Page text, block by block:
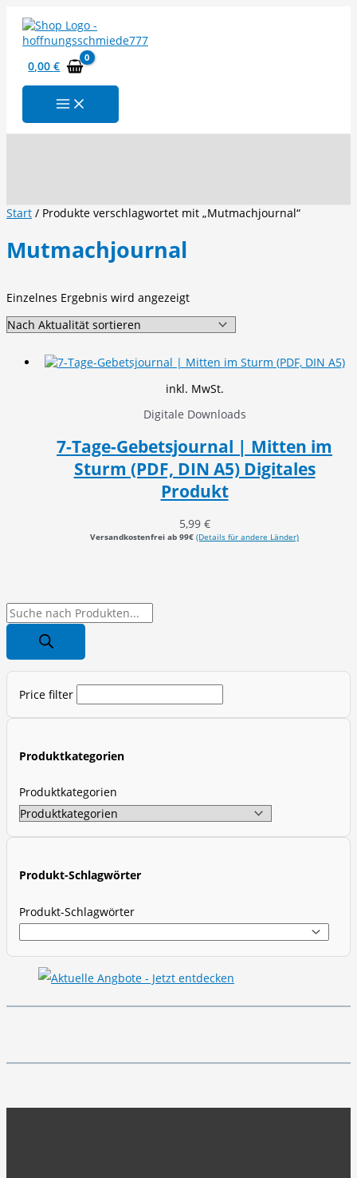
Inhalt
springen
0,00€
P
o
d
c
Price filter
Produktkategorien
Produktkategorien
Produkt-Schlagwörter
Produkt-Schlagwörter
Start / Produkte verschlagwortet mit „Mutmachjournal“
Mutmachjournal
Einzelnes Ergebnis wird angezeigt
inkl. MwSt.
Digitale Downloads
7-Tage-Gebetsjournal | Mitten im
Sturm (PDF, DIN A5) Digitales
Produkt
5,99 €
Versandkostenfrei ab 99€ (Details für andere Länder)